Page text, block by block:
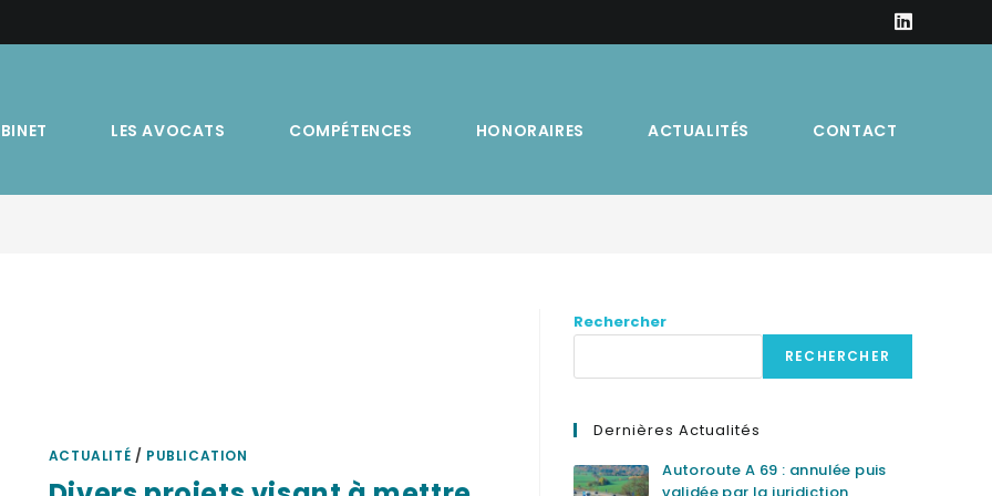
LES AVOCATS COMPÉTENCES HONORAIRES ACTUALITÉS CONTACT
ACTUALITÉ / PUBLICATION
Rechercher
RECHERCHER
Dernières Actualités
Autoroute A 69 : annulée puis